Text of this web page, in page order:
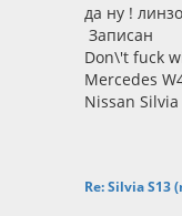
да ну !
Записан
Don\'t fuck
Mercedes
Nissan
Re: Silvia S13